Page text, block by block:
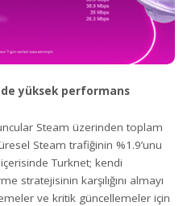
yüksek performans
Steam üzerinden toplam
Steam trafiğinin %1.9’unu
Turknet; kendi
stratejisinin karşılığını almayı
ve kritik güncellemeler için